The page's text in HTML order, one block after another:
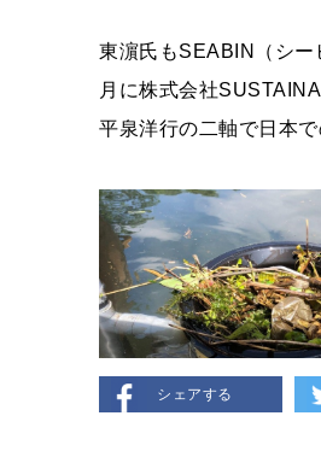
東濵氏もSEABIN（シー
月に株式会社
平泉洋行の二軸で日本
シェアする